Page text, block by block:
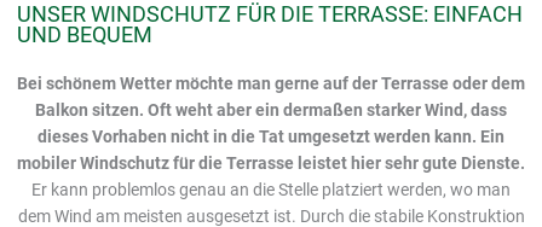
UNSER WINDSCHUTZ FÜR DIE TERRASSE: EINFACH
UND BEQUEM
Bei schönem Wetter möchte man gerne auf der Terrasse oder dem
Balkon sitzen. Oft weht aber ein dermaßen starker Wind, dass
dieses Vorhaben nicht in die Tat umgesetzt werden kann. Ein
mobiler Windschutzfür die Terrasse leistet hier sehr gute Dienste.
Er kann problemlos genau an die Stelle platziert werden, wo man
dem Wind am meisten ausgesetzt ist. Durch die stabile Konstruktion